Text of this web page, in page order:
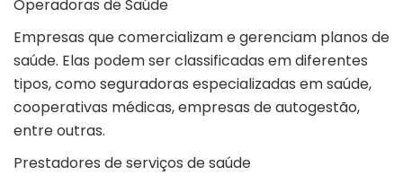
Operadoras de Saúde
Empresas que comercializam e gerenciam planos de
saúde. Elas podem ser classificadas em diferentes
tipos, como seguradoras especializadas em saúde,
cooperativas médicas, empresas de autogestão,
entre outras.
Prestadores de serviços de saúde